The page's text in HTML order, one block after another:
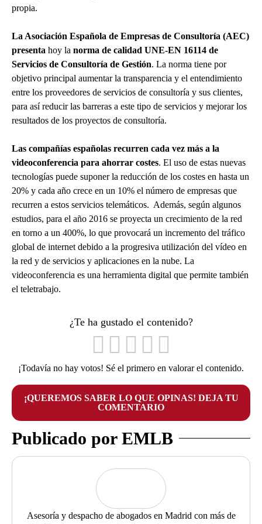
propia.
La Asociación Española de Empresas de Consultoría (AEC)
presenta hoy la norma de calidad UNE-EN 16114 de
Servicios de Consultoría de Gestión. La norma tiene por
objetivo principal aumentar la transparencia y el entendimiento
entre los proveedores de servicios de consultoría y sus clientes,
para así reducir las barreras a este tipo de servicios y mejorar los
resultados de los proyectos de consultoría.
Las compañías españolas recurren cada vez más a la
videoconferencia para ahorrar costes. El uso de estas nuevas
tecnologías puede suponer la reducción de los costes en hasta un
20% y cada año crece en un 10% el número de empresas que
recurren a estos servicios telemáticos. Además, según algunos
estudios, para el año 2016 se proyecta un crecimiento de la red
en torno a un 400%, lo que provocará un incremento del tráfico
global de internet debido a la progresiva utilización del vídeo en
la red y de servicios y aplicaciones en la nube. La
videoconferencia es una herramienta digital que permite también
el teletrabajo.
¿Te ha gustado el contenido?
¡Todavía no hay votos! Sé el primero en valorar el contenido.
¡QUEREMOS SABER LO QUE OPINAS! DEJA TU
COMENTARIO
Publicado por EMLB
Asesoría y despacho de abogados en Madrid con más de